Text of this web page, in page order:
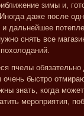
зимы и,
даже после
дальнейшее
снять все
пчелы
быстро
знать, когда
мероприятия,